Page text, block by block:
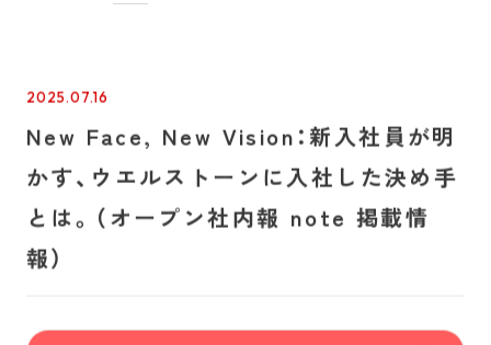
2025.07.16
New Face, New Vision：新入社員が明
かす、ウエルストーンに入社した決め手
とは。（オープン社内報 note 掲載情
報）